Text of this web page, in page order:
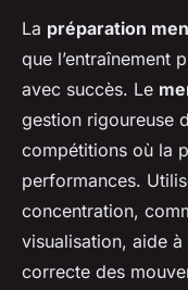
La préparation
que l’entraînement
avec succès. Le
gestion rigoureuse
compétitions où la
performances.
concentration,
visualisation, aide
correcte des